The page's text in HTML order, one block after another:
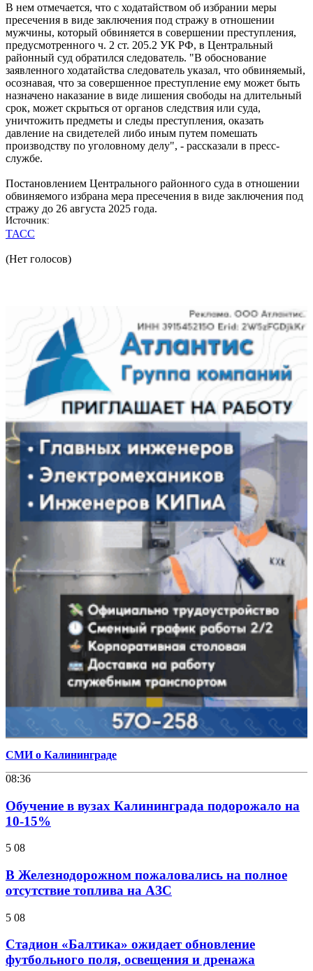
В нем отмечается, что с ходатайством об избрании меры
пресечения в виде заключения под стражу в отношении
мужчины, который обвиняется в совершении преступления,
предусмотренного ч. 2 ст. 205.2 УК РФ, в Центральный
районный суд обратился следователь. "В обоснование
заявленного ходатайства следователь указал, что обвиняемый,
осознавая, что за совершенное преступление ему может быть
назначено наказание в виде лишения свободы на длительный
срок, может скрыться от органов следствия или суда,
уничтожить предметы и следы преступления, оказать
давление на свидетелей либо иным путем помешать
производству по уголовному делу", - рассказали в пресс-
службе.
Постановлением Центрального районного суда в отношении
обвиняемого избрана мера пресечения в виде заключения под
стражу до 26 августа 2025 года.
Источник
ТАСС
(Нет голосов)
СМИ о Калининграде
08:36
Обучение в вузах Калининграда подорожало на
10-15%
5 08
В Железнодорожном пожаловались на полное
отсутствие топлива на АЗС
5 08
Стадион «Балтика» ожидает обновление
футбольного поля, освещения и дренажа